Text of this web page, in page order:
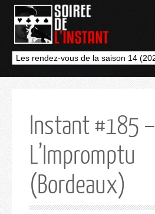
Instant #185 –
L’Impromptu
(Bordeaux)